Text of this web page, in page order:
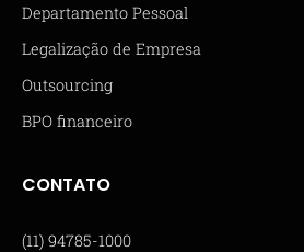
Departamento Pessoal
Legalização de Empresa
Outsourcing
BPO financeiro
CONTATO
(11) 94785-1000